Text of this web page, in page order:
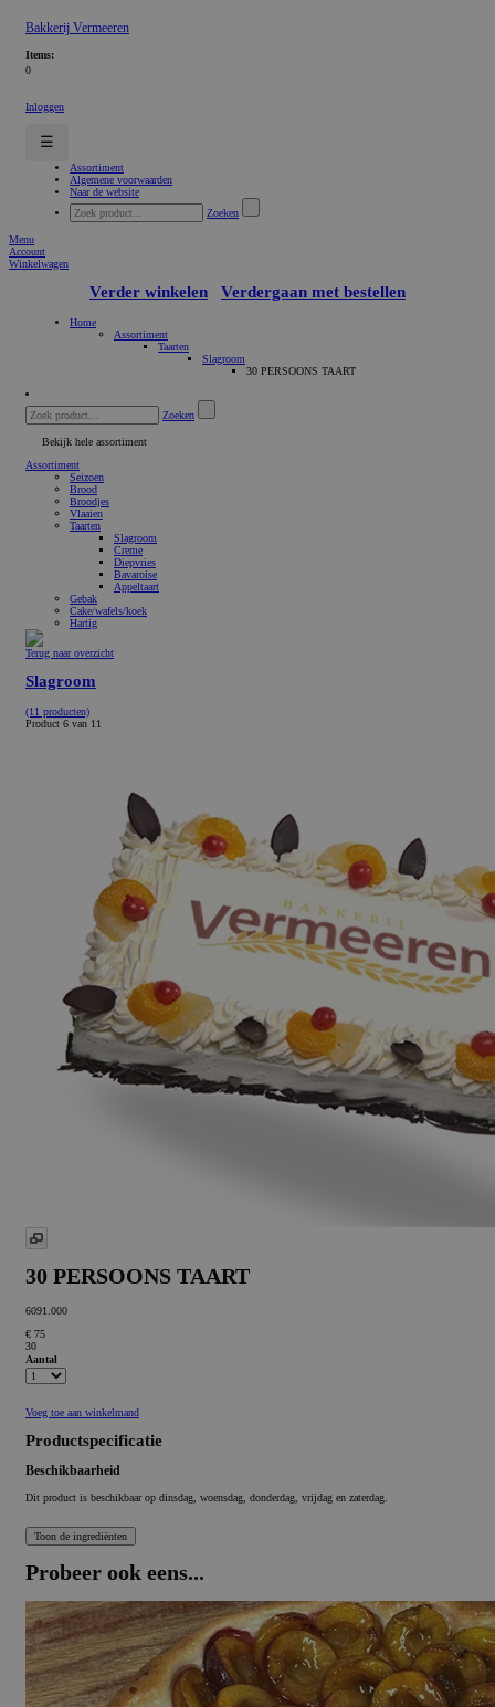
Bakkerij Vermeeren
Items:
0
Inloggen
☰
Assortiment
Algemene voorwaarden
Naar de website
Zoeken
Menu
Account
Winkelwagen
Verder winkelen Verdergaan met bestellen
Home
Assortiment
Taarten
Slagroom
30 PERSOONS TAART
Zoeken
Bekijk hele assortiment
Assortiment
Seizoen
Brood
Broodjes
Vlaaien
Taarten
Slagroom
Creme
Diepvries
Bavaroise
Appeltaart
Gebak
Cake/wafels/koek
Hartig
Terug naar overzicht
Slagroom
(11 producten)
Product 6 van 11
30 PERSOONS TAART
6091.000
€ 75
30
Aantal
Voeg toe aan winkelmand
Productspecificatie
Beschikbaarheid
Dit product is beschikbaar op dinsdag, woensdag, donderdag, vrijdag en zaterdag.
Probeer ook eens...